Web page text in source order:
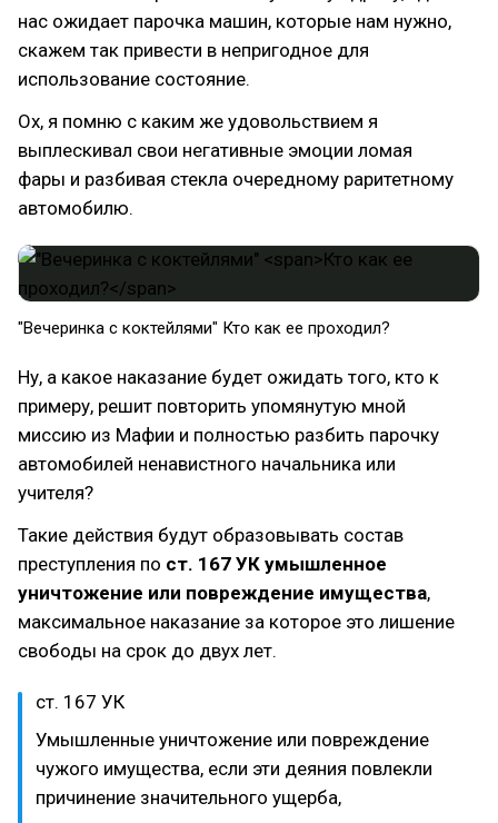
нас ожидает парочка машин, которые нам нужно,
скажем так привести в непригодное для
использование состояние.
Ох, я помню с каким же удовольствием я
выплескивал свои негативные эмоции ломая
фары и разбивая стекла очередному раритетному
автомобилю.
"Вечеринка с коктейлями" Кто как ее проходил?
Ну, а какое наказание будет ожидать того, кто к
примеру, решит повторить упомянутую мной
миссию из Мафии и полностью разбить парочку
автомобилей ненавистного начальника или
учителя?
Такие действия будут образовывать состав
преступления по ст. 167 УК умышленное
уничтожение или повреждение имущества,
максимальное наказание за которое это лишение
свободы на срок до двух лет.
ст. 167 УК
Умышленные уничтожение или повреждение
чужого имущества, если эти деяния повлекли
причинение значительного ущерба,